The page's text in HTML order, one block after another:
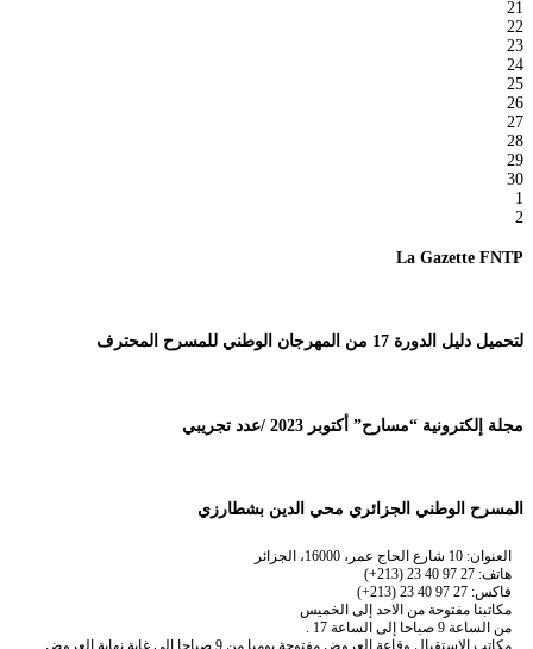
21
22
23
24
25
26
27
28
29
30
1
2
La Gazette FNTP
لتحميل دليل الدورة 17 من المهرجان الوطني للمسرح المحترف
مجلة إلكترونية “مسارح” أكتوبر 2023 /عدد تجريبي
المسرح الوطني الجزائري محي الدين بشطارزي
العنوان: 10 شارع الحاج عمر، 16000، الجزائر
هاتف: 27 97 40 23 (213+)
فاكس: 27 97 40 23 (213+)
مكاتبنا مفتوحة من الاحد إلى الخميس
من الساعة 9 صباحا إلى الساعة 17 .
مكاتب الاستقبال وقاعة العروض مفتوحة يوميا من 9 صباحا إلى غاية نهاية العروض.